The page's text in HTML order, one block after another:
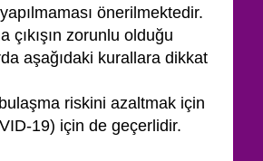
önerilmektedir.
çıkışın zorunlu olduğu
aşağıdaki kurallara dikkat
riskini azaltmak için
19) için de geçerlidir.